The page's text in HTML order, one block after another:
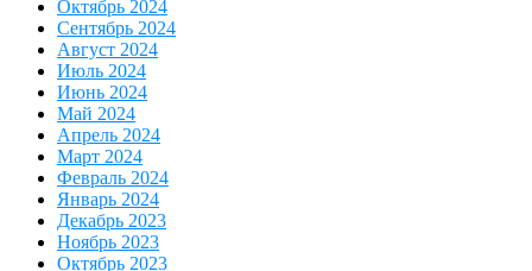
Октябрь 2024
Сентябрь 2024
Август 2024
Июль 2024
Июнь 2024
Май 2024
Апрель 2024
Март 2024
Февраль 2024
Январь 2024
Декабрь 2023
Ноябрь 2023
Октябрь 2023